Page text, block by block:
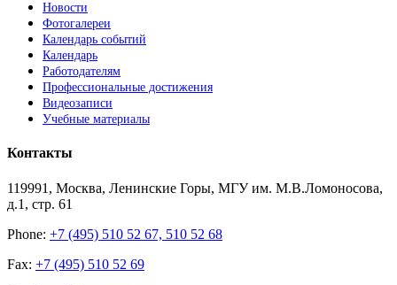
Новости
Фотогалереи
Календарь событий
Календарь
Работодателям
Профессиональные достижения
Видеозаписи
Учебные материалы
Контакты
119991, Москва, Ленинские Горы, МГУ им. М.В.Ломоносова,
д.1, стр. 61
Phone: +7 (495) 510 52 67, 510 52 68
Fax: +7 (495) 510 52 69